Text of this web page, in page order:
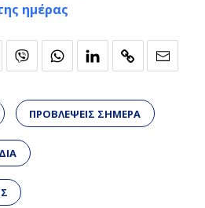
ημέρας
ΠΡΟΒΛΕΨΕΙΣ ΣΗΜΕΡΑ